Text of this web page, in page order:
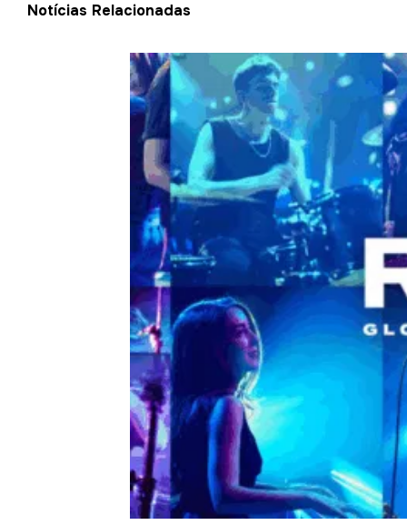
Notícias Relacionadas